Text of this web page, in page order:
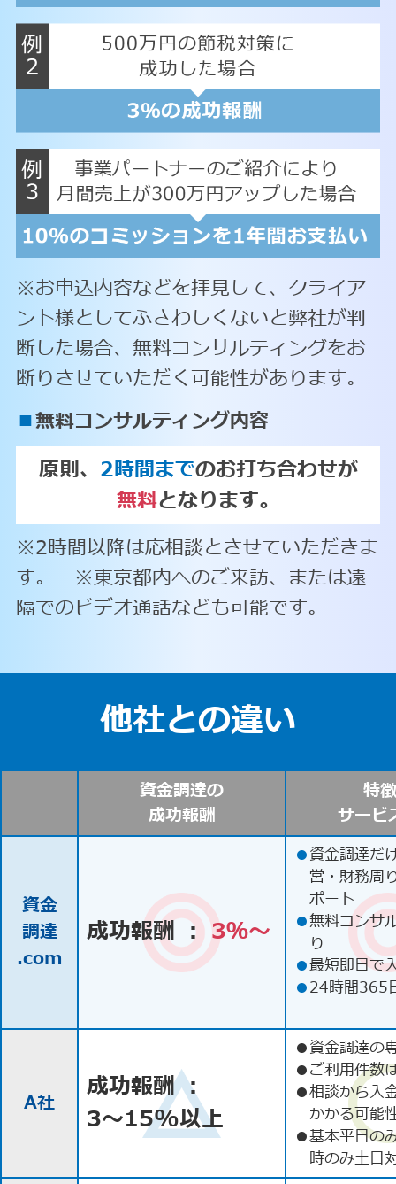
※お申込内容などを拝見して、クライア
ント様としてふさわしくないと弊社が判
断した場合、無料コンサルティングをお
断りさせていただく可能性があります。
■無料コンサルティング内容
原則、 2時間までのお打ち合わせが
無料となります。
※2時間以降は応相談とさせていただきま
す。 ※東京都内へのご来訪、または遠
隔でのビデオ通話なども可能です。
他社との違い
資金調達の
成功報酬
特
サービ
資金
調達
.com
成功報酬 ： 3％〜
●資金調達だ
営・財務周
ポート
●無料コンサ
り
●最短即日で
●24時間365
A社
成功報酬 ：
3〜15%以上
●資金調達の
●ご利用件数
●相談から入
かかる可能
●基本平日の
時のみ土日